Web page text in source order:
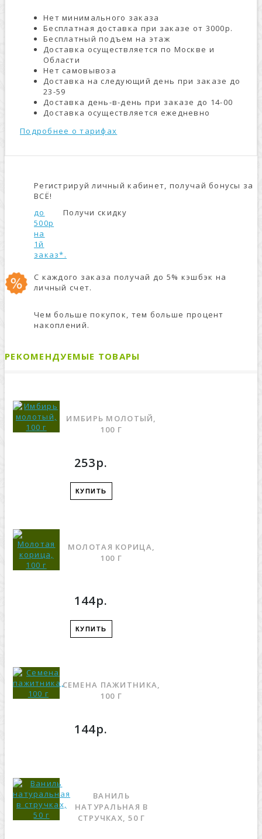
Нет минимального заказа
Бесплатная доставка при заказе от 3000р.
Бесплатный подъем на этаж
Доставка осуществляется по Москве и
Области
Нет самовывоза
Доставка на следующий день при заказе до
23-59
Доставка день-в-день при заказе до 14-00
Доставка осуществляется ежедневно
Подробнее о тарифах
Регистрируй личный кабинет, получай бонусы за
ВСЁ!
Получи скидку
до
500р
на
1й
заказ*.
С каждого заказа получай до 5% кэшбэк на
личный счет.
Чем больше покупок, тем больше процент
накоплений.
РЕКОМЕНДУЕМЫЕ ТОВАРЫ
ИМБИРЬ МОЛОТЫЙ,
100 Г
253р.
КУПИТЬ
МОЛОТАЯ КОРИЦА,
100 Г
144р.
КУПИТЬ
СЕМЕНА ПАЖИТНИКА,
100 Г
144р.
ВАНИЛЬ
НАТУРАЛЬНАЯ В
СТРУЧКАХ, 50 Г